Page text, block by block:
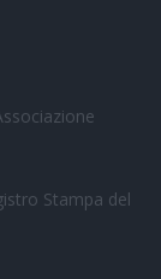
Stampa del